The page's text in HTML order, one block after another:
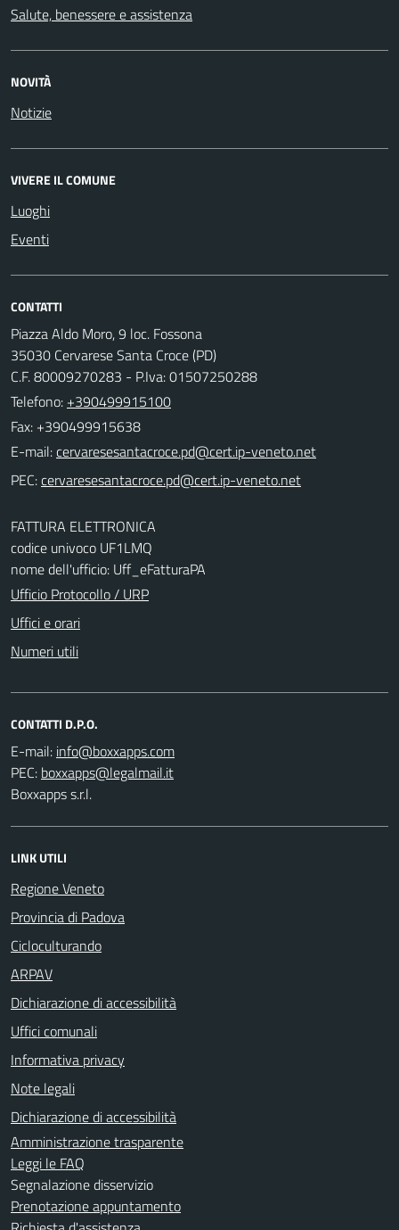
Salute, benessere e assistenza
NOVITÀ
Notizie
VIVERE IL COMUNE
Luoghi
Eventi
CONTATTI
Piazza Aldo Moro, 9 loc. Fossona
35030 Cervarese Santa Croce (PD)
C.F. 80009270283 - P.Iva: 01507250288
Telefono: +390499915100
Fax: +390499915638
E-mail:
PEC:
FATTURA ELETTRONICA
codice univoco UF1LMQ
nome dell'ufficio: Uff_eFatturaPA
Ufficio Protocollo / URP
Uffici e orari
Numeri utili
CONTATTI D.P.O.
E-mail:
PEC:
Boxxapps s.r.l.
LINK UTILI
Regione Veneto
Provincia di Padova
Cicloculturando
ARPAV
Dichiarazione di accessibilità
Uffici comunali
Informativa privacy
Note legali
Dichiarazione di accessibilità
Amministrazione trasparente
Leggi le FAQ
Segnalazione disservizio
Prenotazione appuntamento